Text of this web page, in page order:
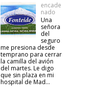
encade
nado
Una
señora
del
seguro
me presiona desde
temprano para cerrar
la camilla del avión
del martes. Le digo
que sin plaza en mi
hospital de Mad...